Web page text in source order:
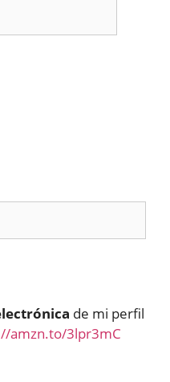
de mi perfil
amzn.to/3lpr3mC